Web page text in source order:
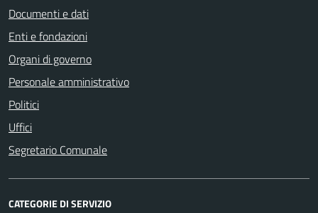
Documenti e dati
Enti e fondazioni
Organi di governo
Personale amministrativo
Politici
Uffici
Segretario Comunale
CATEGORIE DI SERVIZIO